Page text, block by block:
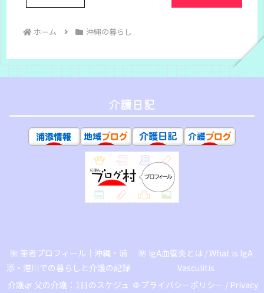
ホーム 沖縄の暮らし
介護日記
🌺 筆者プロフィール｜沖縄・浦
添・港川での暮らしと介護の記録
🌺 IgA血管炎とは / What is IgA
Vasculitis
介護🌿 父の介護：1日のスケジュ 🌐 プライバシーポリシー / Privacy